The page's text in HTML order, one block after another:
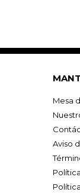
Mesa
Aviso